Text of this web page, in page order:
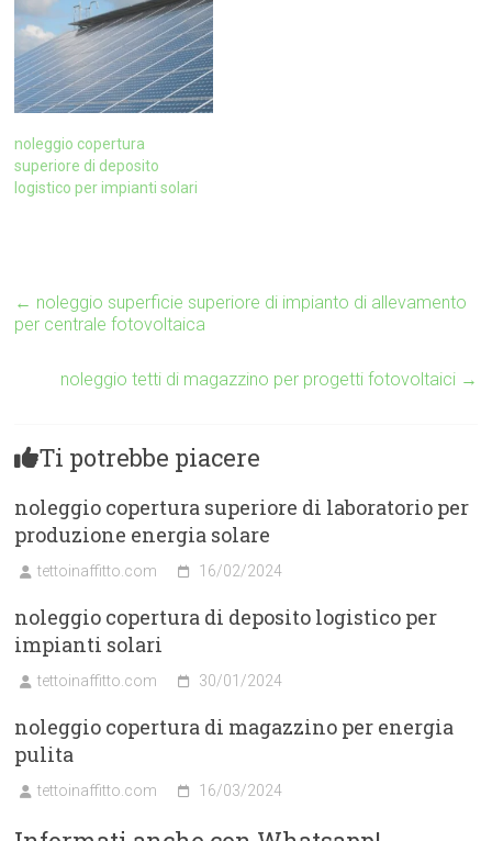
noleggio copertura
superiore di deposito
logistico per impianti solari
← noleggio superficie superiore di impianto di allevamento
per centrale fotovoltaica
noleggio tetti di magazzino per progetti fotovoltaici →
Ti potrebbe piacere
noleggio copertura superiore di laboratorio per
produzione energia solare
tettoinaffitto.com 16/02/2024
noleggio copertura di deposito logistico per
impianti solari
tettoinaffitto.com 30/01/2024
noleggio copertura di magazzino per energia
pulita
tettoinaffitto.com 16/03/2024